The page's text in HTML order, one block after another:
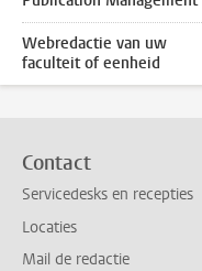
Webredactie van uw
faculteit of eenheid
Contact
Servicedesks en recepties
Locaties
Mail de redactie